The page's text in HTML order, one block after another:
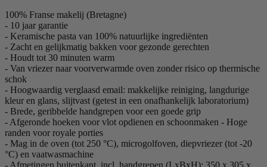
100% Franse makelij (Bretagne)
- 10 jaar garantie
- Keramische pasta van 100% natuurlijke ingrediënten
- Zacht en gelijkmatig bakken voor gezonde gerechten
- Houdt tot 30 minuten warm
- Van vriezer naar voorverwarmde oven zonder risico op thermische
schok
- Hoogwaardig verglaasd email: makkelijke reiniging, langdurige
kleur en glans, slijtvast (getest in een onafhankelijk laboratorium)
- Brede, geribbelde handgrepen voor een goede grip
- Afgeronde hoeken voor vlot opdienen en schoonmaken - Hoge
randen voor royale porties
- Mag in de oven (tot 250 °C), microgolfoven, diepvriezer (tot -20
°C) en vaatwasmachine
- Afmetingen buitenkant, incl. handgrepen (LxBxH): 350 x 305 x